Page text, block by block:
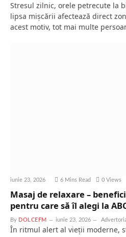
Stresul zilnic, orele petrecute la
lipsa mișcării afectează direct
acest motiv, tot mai multe
iunie 23, 2026 6 Mins Read 0 Views
Masaj de relaxare –
pentru care să îl alegi la
By DOLCEFM iunie 23, 2026
În ritmul alert al vieții moderne,